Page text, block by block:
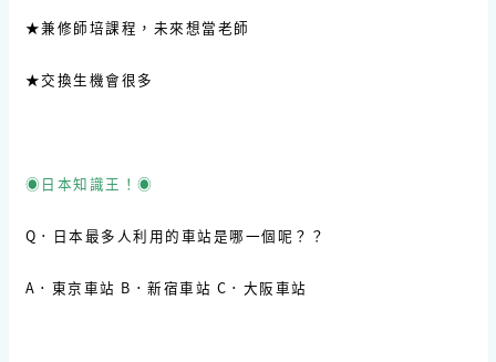
★兼修師培課程，未來想當老師
★交換生機會很多
◉日本知識王！◉
Q．日本最多人利用的車站是哪一個呢？？
A．東京車站 B．新宿車站 C．大阪車站